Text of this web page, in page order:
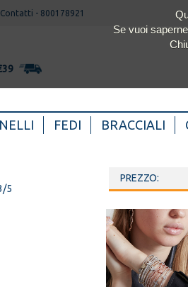
Contatti - 800178921
FEDI BRACCIALI
5
Se vuoi